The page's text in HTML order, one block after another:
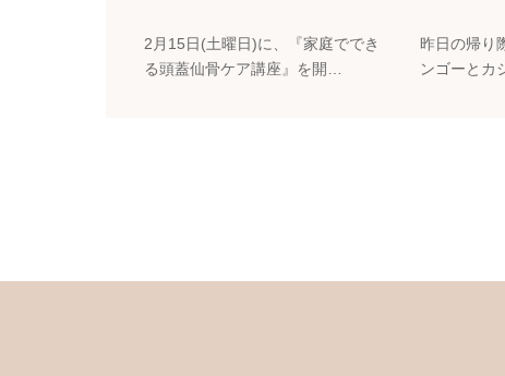
2月15日(土曜日)に、『家庭ででき
る頭蓋仙骨ケア講座』を開…
昨日の帰り
ンゴーとカ